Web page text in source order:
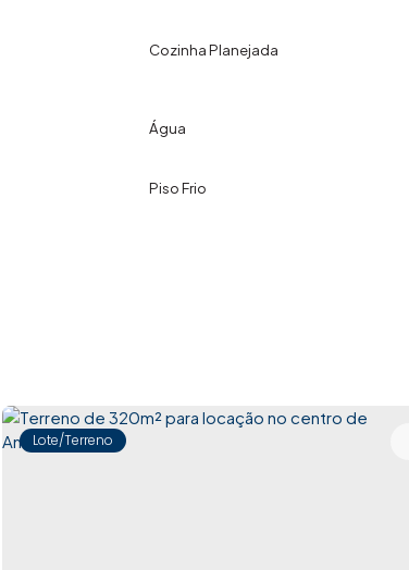
Cozinha Planejada
Água
Piso Frio
Lote/Terreno